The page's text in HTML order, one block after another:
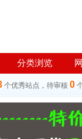
分类浏览
个优秀站点，待审核 0